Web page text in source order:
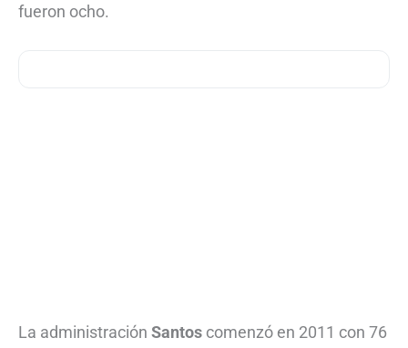
fueron ocho.
La administración Santos comenzó en 2011 con 76